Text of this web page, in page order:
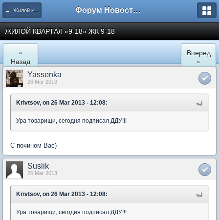
← Жилой квартал "9-18" в Мытищах Форум Новостройки
ЖИЛОЙ КВАРТАЛ «9-18» ЖК 9-18
«
Назад
Вперед
»
Yassenka
26 Mar 2013
Krivtsov, on 26 Mar 2013 - 12:08:
Ура товарищи, сегодня подписал ДДУ!!!
С почином Вас)
Suslik
26 Mar 2013
Krivtsov, on 26 Mar 2013 - 12:08:
Ура товарищи, сегодня подписал ДДУ!!!